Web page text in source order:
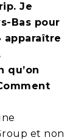
Je
Bas pour
apparaître
qu’on
et non